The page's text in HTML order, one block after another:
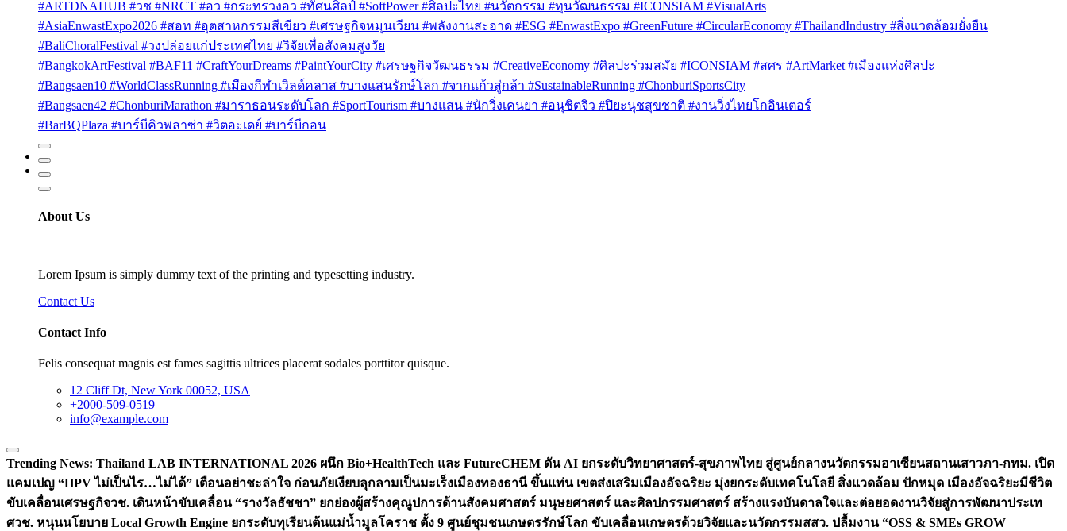
#ARTDNAHUB #วช #NRCT #อว #กระทรวงอว #ทัศนศิลป์ #SoftPower #ศิลปะไทย #นวัตกรรม #ทุนวัฒนธรรม #ICONSIAM #VisualArts
#AsiaEnwastExpo2026 #สอท #อุตสาหกรรมสีเขียว #เศรษฐกิจหมุนเวียน #พลังงานสะอาด #ESG #EnwastExpo #GreenFuture #CircularEconomy #ThailandIndustry #สิ่งแวดล้อมยั่งยืน
#BaliChoralFestival #วงปล่อยแก่ประเทศไทย #วิจัยเพื่อสังคมสูงวัย
#BangkokArtFestival #BAF11 #CraftYourDreams #PaintYourCity #เศรษฐกิจวัฒนธรรม #CreativeEconomy #ศิลปะร่วมสมัย #ICONSIAM #สศร #ArtMarket #เมืองแห่งศิลปะ
#Bangsaen10 #WorldClassRunning #เมืองกีฬาเวิลด์คลาส #บางแสนรักษ์โลก #จากแก้วสู่กล้า #SustainableRunning #ChonburiSportsCity
#Bangsaen42 #ChonburiMarathon #มาราธอนระดับโลก #SportTourism #บางแสน #นักวิ่งเคนยา #อนุชิตจิว #ปิยะนุชสุขชาติ #งานวิ่งไทยโกอินเตอร์
#BarBQPlaza #บาร์บีคิวพลาซ่า #วิตอะเดย์ #บาร์บีกอน
About Us
Lorem Ipsum is simply dummy text of the printing and typesetting industry.
Contact Us
Contact Info
Felis consequat magnis est fames sagittis ultrices placerat sodales porttitor quisque.
12 Cliff Dt, New York 00052, USA
+2000-509-0519
info@example.com
Trending News: Thailand LAB INTERNATIONAL 2026 ผนึก Bio+HealthTech และ FutureCHEM ดัน AI ยกระดับวิทยาศาสตร์-สุขภาพไทย สู่ศูนย์กลางนวัตกรรมอาเซียนสถานเสาวภา-กทม. เปิด
แคมเปญ “HPV ไม่เป็นไร…ไม่ได้” เตือนอย่าชะล่าใจ ก่อนภัยเงียบลุกลามเป็นมะเร็งเมืองทองธานี ขึ้นแท่น เขตส่งเสริมเมืองอัจฉริยะ มุ่งยกระดับเทคโนโลยี สิ่งแวดล้อม ปักหมุด เมืองอัจฉริยะมีชีวิต
ขับเคลื่อนเศรษฐกิจวช. เดินหน้าขับเคลื่อน “รางวัลธัชชา” ยกย่องผู้สร้างคุณูปการด้านสังคมศาสตร์ มนุษยศาสตร์ และศิลปกรรมศาสตร์ สร้างแรงบันดาลใจและต่อยอดงานวิจัยสู่การพัฒนาประเท
ศวช. หนุนนโยบาย Local Growth Engine ยกระดับทุเรียนต้นแม่น้ำมูลโคราช ตั้ง 9 ศูนย์ชุมชนเกษตรรักษ์โลก ขับเคลื่อนเกษตรด้วยวิจัยและนวัตกรรมสสว. ปลื้มงาน “OSS & SMEs GROW